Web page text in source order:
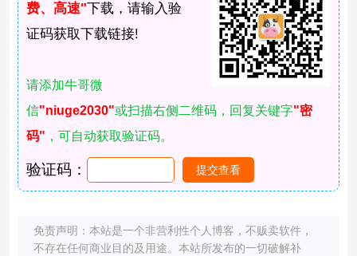
费、高速"下载，请输入验
证码获取下载链接!
请添加牛哥微
信"niuge2030"或扫描右侧二维码，回复关键字"密
码" ，可自动获取验证码。
验证码：
免责声明：本站是一个非营利性个人博客，不贩卖软件，
不存在任何商业目的及用途。本站所发布的一切破解补